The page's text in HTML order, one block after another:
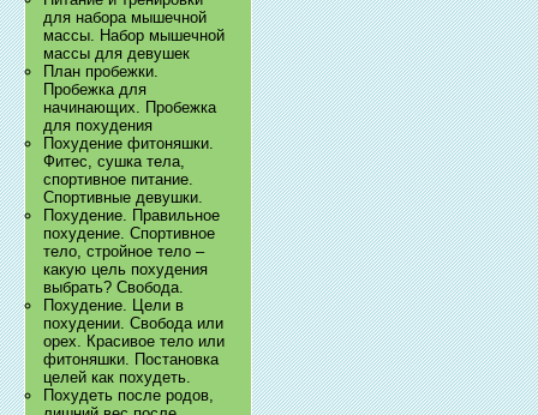
для набора мышечной
массы. Набор мышечной
массы для девушек
План пробежки.
Пробежка для
начинающих. Пробежка
для похудения
Похудение фитоняшки.
Фитес, сушка тела,
спортивное питание.
Спортивные девушки.
Похудение. Правильное
похудение. Спортивное
тело, стройное тело –
какую цель похудения
выбрать? Свобода.
Похудение. Цели в
похудении. Свобода или
орех. Красивое тело или
фитоняшки. Постановка
целей как похудеть.
Похудеть после родов,